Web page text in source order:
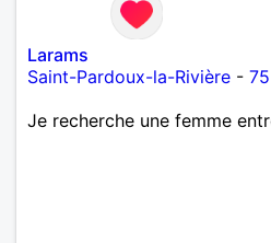
Larams
Saint-Pardoux-la-Rivière -
Je recherche une femme